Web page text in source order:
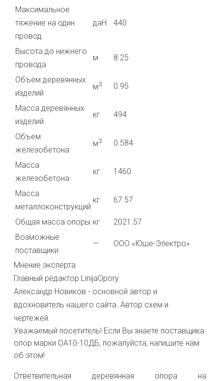
Максимальное
тяжение на один
провод
даН 440
Высота до нижнего
провода
м 8.25
Объем деревянных
изделий
м3 0.95
Масса деревянных
изделий
кг 494
Объем
железобетона
м3 0.584
Масса
железобетона
кг 1460
Масса
металлоконструкций
кг 67.57
Общая масса опоры кг
2021.57
Возможные
поставщики
— ООО «Юше-Электро»
Мнение эксперта
Главный редактор LinijaOpory
Александр Новиков - основной автор и
вдохновитель нашего сайта. Автор схем и
чертежей.
Уважаемый посетитель! Если Вы знаете поставщика
опор марки ОА10-10ДБ, пожалуйста, напишите нам
об этом!
Ответвительная деревянная опора на